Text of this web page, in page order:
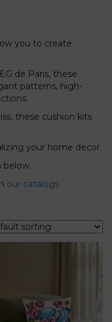
you to create
de Paris, these
patterns, high-
these cushion kits
your home decor.
below.
our catalogs